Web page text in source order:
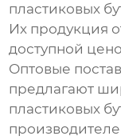
пластиковых
Их продукция
доступной
Оптовые
предлагают
пластиковых